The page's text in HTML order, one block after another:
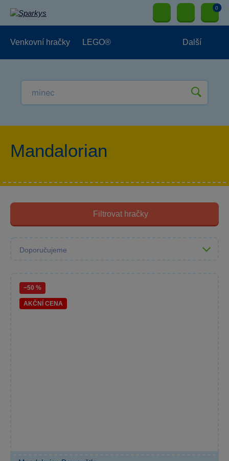
0
Venkovní hračky LEGO® Další
Mandalorian
Filtrovat hračky
−50 %
AKČNÍ CENA